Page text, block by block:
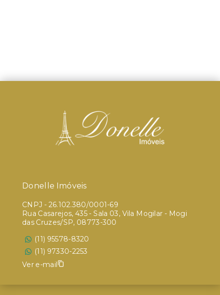
Donelle Imóveis
CNPJ - 26.102.380/0001-69
Rua Casarejos, 435 - Sala 03, Vila Mogilar - Mogi
das Cruzes/SP, 08773-300
(11) 95578-8320
(11) 97330-2253
Ver e-mail